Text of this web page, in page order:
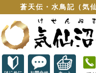
蒼天伝・水鳥記（気